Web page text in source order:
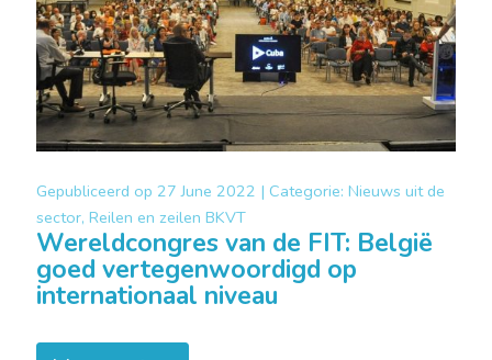
Gepubliceerd op 27 June 2022 | Categorie: Nieuws uit de
sector, Reilen en zeilen BKVT
Wereldcongres van de FIT: België
goed vertegenwoordigd op
internationaal niveau